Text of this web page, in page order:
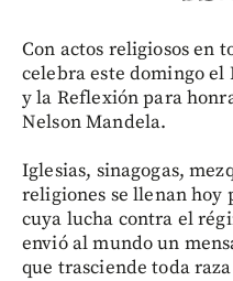
Con actos religiosos en
celebra este domingo
y la Reflexión para
Nelson Mandela.
Iglesias, sinagogas,
religiones se llenan hoy
cuya lucha contra el
envió al mundo un
que trasciende toda